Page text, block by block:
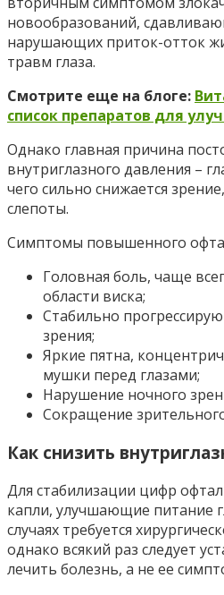
новообразований,
нарушающих приток-отток
травм глаза.
Смотрите еще на блоге:
список препаратов для
Однако главная причина
внутриглазного давления –
чего сильно снижается
слепоты.
Симптомы повышенного
Головная боль, чаще
области виска;
Стабильно
зрения;
Яркие пятна,
мушки перед глазами;
Нарушение ночного
Сокращение
Как снизить
Для стабилизации цифр
капли, улучшающие питание
случаях требуется
однако всякий раз следует
лечить болезнь, а не ее